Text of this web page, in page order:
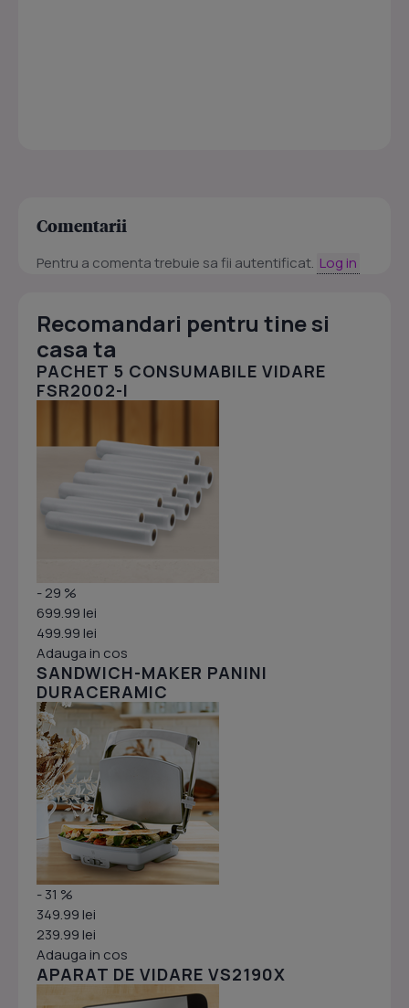
Comentarii
Pentru a comenta trebuie sa fii autentificat. Log in
Recomandari pentru tine si
casa ta
PACHET 5 CONSUMABILE VIDARE
FSR2002-I
- 29 %
699.99 lei
499.99 lei
Adauga in cos
SANDWICH-MAKER PANINI
DURACERAMIC
- 31 %
349.99 lei
239.99 lei
Adauga in cos
APARAT DE VIDARE VS2190X